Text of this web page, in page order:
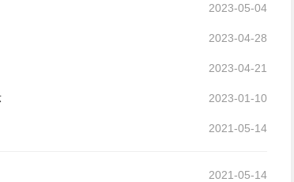
2023-05-04
2023-04-28
2023-04-21
2023-01-10
2021-05-14
2021-05-14